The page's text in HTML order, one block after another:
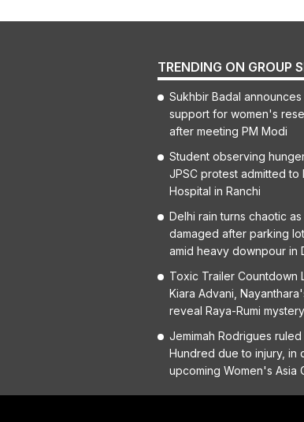
TRENDING ON GROUP
Sukhbir Badal
support for women's
after meeting PM Modi
Student observing
JPSC protest admitted to
Hospital in Ranchi
Delhi rain turns chaotic
damaged after parking
amid heavy downpour in
Toxic Trailer Countdown
Kiara Advani,
reveal Raya-Rumi mystery
Jemimah Rodrigues
Hundred due to injury, in
upcoming Women's Asia